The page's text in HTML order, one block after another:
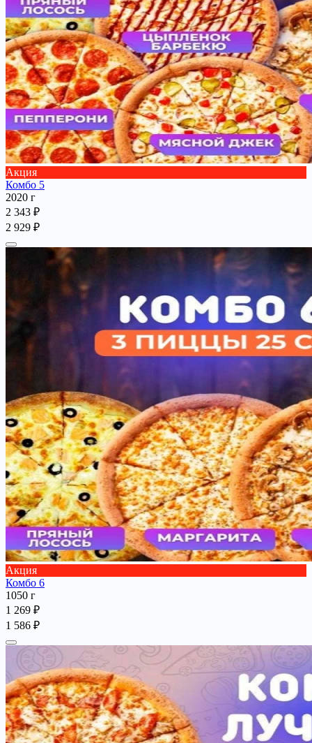
Акция
Комбо 5
2020 г
2 343 ₽
2 929 ₽
Акция
Комбо 6
1050 г
1 269 ₽
1 586 ₽